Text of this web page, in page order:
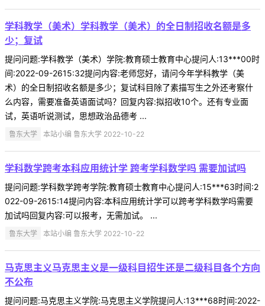
学科教学（美术）学科教学（美术）的全日制招收名额是多
少；复试
提问问题:学科教学（美术）学院:教育硕士教育中心提问人:13***00时
间:2022-09-2615:32提问内容:老师您好，请问今年学科教学（美
术）的全日制招收名额是多少；复试科目除了素描写生之外还考察什
么内容，需要准备英语面试吗？回复内容:拟招收10个。还有专业面
试，英语听说测试，思想政治品德考 ...
鲁东大学 本站小编 鲁东大学 2022-10-22
学科数学跨考本科应用统计学 跨考学科数学吗 需要加试吗
提问问题:学科数学跨考学院:教育硕士教育中心提问人:15***63时间:2
022-09-2615:14提问内容:本科应用统计学可以跨考学科数学吗需要
加试吗回复内容:可以报考，无需加试。 ...
鲁东大学 本站小编 鲁东大学 2022-10-22
马克思主义马克思主义是一级科目招生还是二级科目各个方向
不公布
提问问题:马克思主义学院:马克思主义学院提问人:13***68时间:2022-